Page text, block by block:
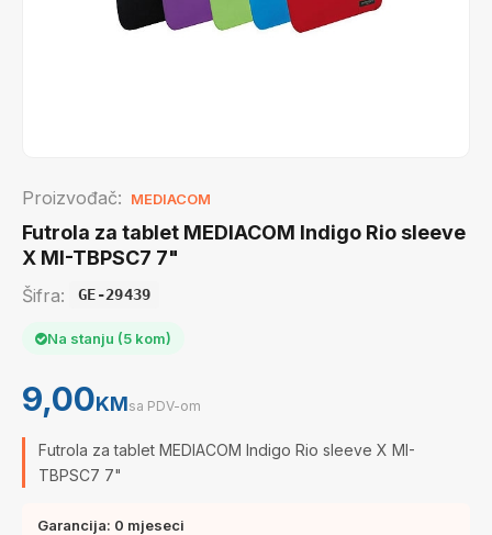
Proizvođač: MEDIACOM
Futrola za tablet MEDIACOM Indigo Rio sleeve
X MI-TBPSC7 7"
Šifra: GE-29439
Na stanju (5 kom)
9,00KMsa PDV-om
Futrola za tablet MEDIACOM Indigo Rio sleeve X MI-
TBPSC7 7"
Garancija: 0 mjeseci